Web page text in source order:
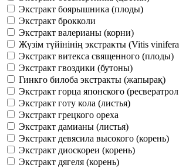
Экстракт боярышника (плоды)
Экстракт брокколи
Экстракт валерианы (корни)
Жүзім түйінінің экстракты (Vitis
Экстракт витекса священного (плоды)
Экстракт гвоздики (бутоны)
Гинкго билоба экстракты (жапырақ)
Экстракт горца японского
Экстракт готу кола (листья)
Экстракт грецкого ореха
Экстракт дамианы (листья)
Экстракт девясила высокого (корень)
Экстракт диоскореи (корень)
Экстракт дягеля (корень)